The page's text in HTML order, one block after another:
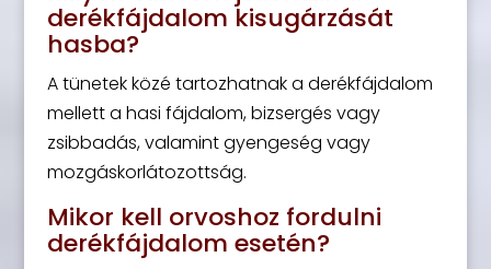
derékfájdalom kisugárzását
hasba?
A tünetek közé tartozhatnak a derékfájdalom
mellett a hasi fájdalom, bizsergés vagy
zsibbadás, valamint gyengeség vagy
mozgáskorlátozottság.
Mikor kell orvoshoz fordulni
derékfájdalom esetén?